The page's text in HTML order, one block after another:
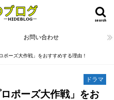
search
お問い合わせ
ポーズ大作戦」をおすすめする理由！
ドラマ
ポーズ大作戦」をお